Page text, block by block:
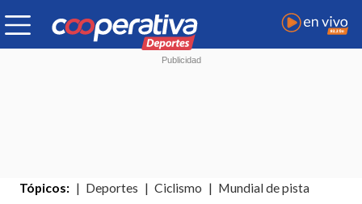
Tópicos: Deportes Ciclismo Mundial de pista